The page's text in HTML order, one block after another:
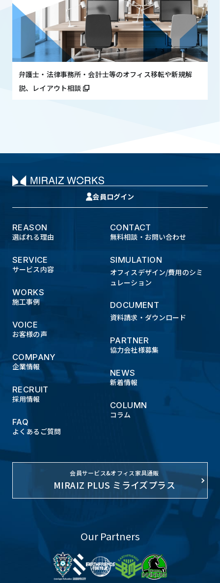
弁護士・法律事務所・会計士等のオフィス移転や新規解
説、レイアウト相談
会員ログイン
REASON
選ばれる理由
SERVICE
サービス内容
WORKS
施工事例
VOICE
お客様の声
COMPANY
企業情報
RECRUIT
採用情報
FAQ
よくあるご質問
CONTACT
無料相談・お問い合わせ
SIMULATION
オフィスデザイン/費用のシミ
ュレーション
DOCUMENT
資料請求・ダウンロード
PARTNER
協力会社様募集
NEWS
新着情報
COLUMN
コラム
会員サービス&オフィス家具通販
MIRAIZ PLUS ミライズプラス
Our Partners